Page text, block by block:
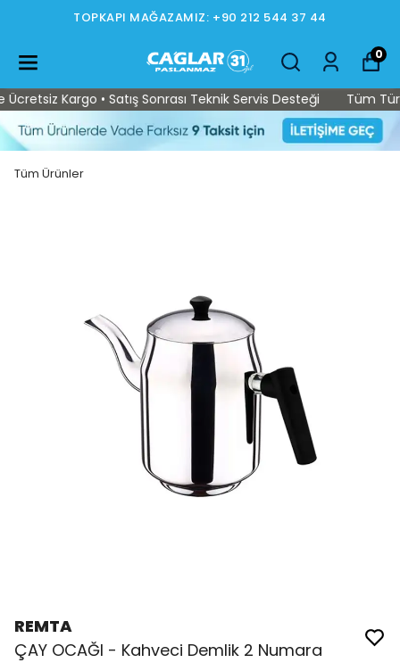
TOPKAPI MAĞAZAMIZ: +90 212 544 37 44
0
Kargo • Satış Sonrası Teknik Servis Desteği Tüm
Tüm Ürünler
REMTA
ÇAY OCAĞI - Kahveci Demlik 2 Numara